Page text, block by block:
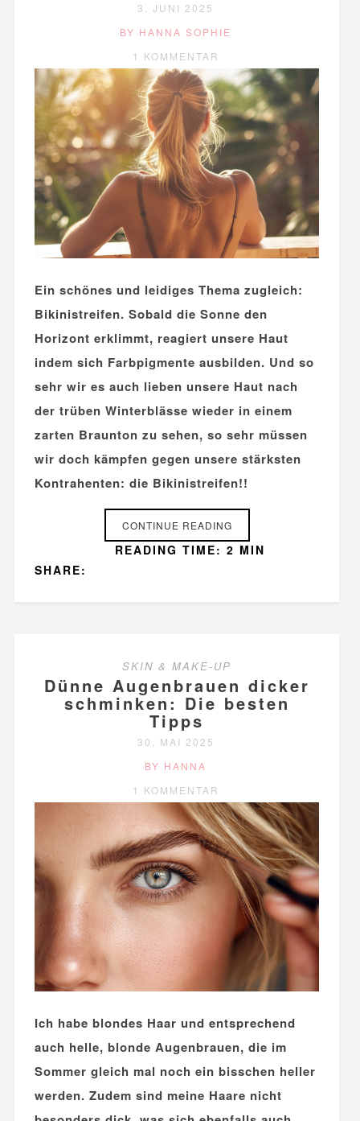
3. JUNI 2025
BY HANNA SOPHIE
1 KOMMENTAR
Ein schönes und leidiges Thema zugleich:
Bikinistreifen. Sobald die Sonne den
Horizont erklimmt, reagiert unsere Haut
indem sich Farbpigmente ausbilden. Und so
sehr wir es auch lieben unsere Haut nach
der trüben Winterblässe wieder in einem
zarten Braunton zu sehen, so sehr müssen
wir doch kämpfen gegen unsere stärksten
Kontrahenten: die Bikinistreifen!!
CONTINUE READING
SHARE:
READING TIME: 2 MIN
SKIN & MAKE-UP
Dünne Augenbrauen dicker
schminken: Die besten
Tipps
30. MAI 2025
BY HANNA
1 KOMMENTAR
Ich habe blondes Haar und entsprechend
auch helle, blonde Augenbrauen, die im
Sommer gleich mal noch ein bisschen heller
werden. Zudem sind meine Haare nicht